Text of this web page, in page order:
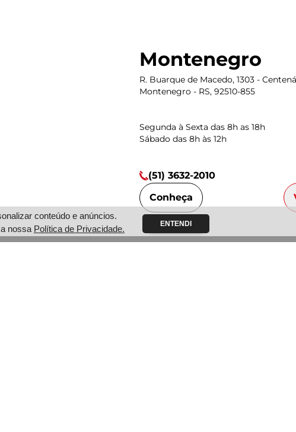
Montenegro
R. Buarque de Macedo, 1303 -
Montenegro - RS, 92510-855
Segunda à Sexta das 8h as 18h
Sábado das 8h às 12h
(51) 3632-2010
Conheça
conteúdo e anúncios.
nossa Política de Privacidade. ENTENDI